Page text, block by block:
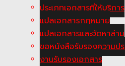
ประเภทเอกสารที่ให้บริการ
แปลเอกสารกฎหมาย
แปลเอกสารและจัดหาล่าม
ขอหนังสือรับรองความป
งานรับรองเอกสาร